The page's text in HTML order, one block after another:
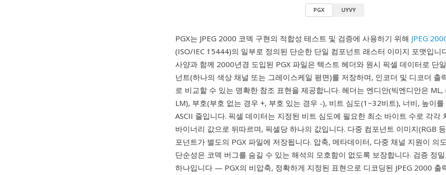
PGX UYVY
PGX는 JPEG 2000 코덱 구현의 적합성 테스트 및 검증에 사용하기 위해 JPEG
(ISO/IEC 15444)의 일부로 정의된 단순한 단일 컴포넌트 래스터 이미지 포맷입니
사양과 함께 2000년경 도입된 PGX 파일은 텍스트 헤더와 원시 픽셀 데이터로 단
넌트(하나의 색상 채널 또는 그레이스케일 평면)를 저장하며, 인코더 및 디코더 출
로 비교할 수 있는 명확한 참조 표현을 제공합니다. 헤더는 엔디안(빅엔디안은 ML,
LM), 부호(부호 없는 경우 +, 부호 있는 경우 -), 비트 심도(1~32비트), 너비, 높이를
ASCII 줄입니다. 픽셀 데이터는 지정된 비트 심도에 필요한 최소 바이트 수로 각각
바이너리 값으로 뒤따르며, 픽셀당 하나의 값입니다. 다중 컴포넌트 이미지(RGB
포넌트가 별도의 PGX 파일에 저장됩니다. 압축, 메타데이터, 다중 채널 지원이 의
단순성은 코덱 버그를 숨길 수 있는 해석의 모호함이 없도록 보장합니다. 검증 정
하나입니다 — PGX의 비압축, 정확하게 지정된 표현으로 디코딩된 JPEG 2000 출